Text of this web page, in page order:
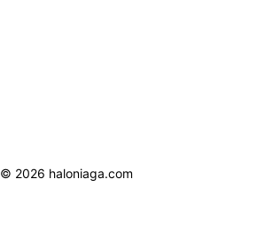
© 2026 haloniaga.com